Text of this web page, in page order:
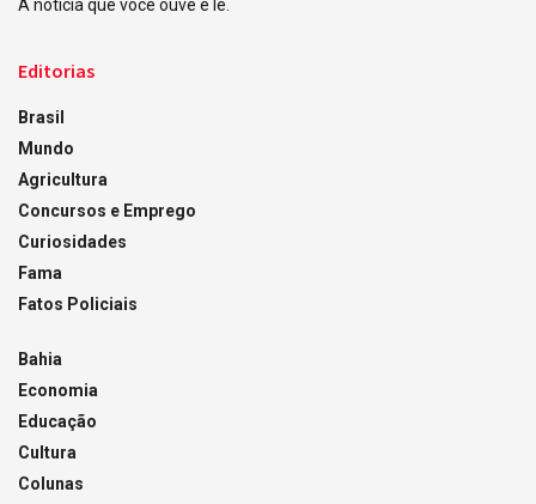
A notícia que você ouve e lê.
Editorias
Brasil
Mundo
Agricultura
Concursos e Emprego
Curiosidades
Fama
Fatos Policiais
Bahia
Economia
Educação
Cultura
Colunas